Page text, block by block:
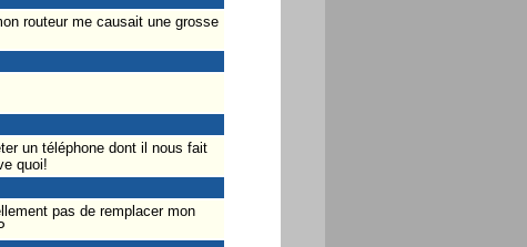
routeur me causait une grosse
un téléphone dont il nous fait
quoi!
pas de remplacer mon